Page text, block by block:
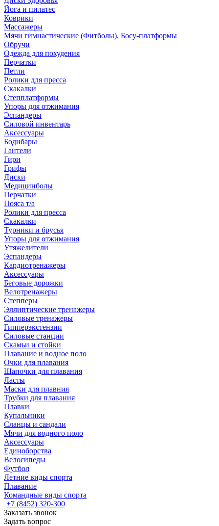
Йога и пилатес
Коврики
Массажеры
Мячи гимнастические (Фитболы), Босу-платформы
Обручи
Одежда для похудения
Перчатки
Петли
Ролики для пресса
Скакалки
Степплатформы
Упоры для отжимания
Эспандеры
Силовой инвентарь
Аксессуары
Бодибары
Гантели
Гири
Грифы
Диски
Медицинболы
Перчатки
Пояса т/а
Ролики для пресса
Скакалки
Турники и брусья
Упоры для отжимания
Утяжелители
Эспандеры
Кардиотренажеры
Аксессуары
Беговые дорожки
Велотренажеры
Степперы
Эллиптические тренажеры
Силовые тренажеры
Гипперэкстензии
Силовые станции
Скамьи и стойки
Плавание и водное поло
Очки для плавания
Шапочки для плавания
Ласты
Маски для плавния
Трубки для плавания
Плавки
Купальники
Сланцы и сандали
Мячи для водного поло
Аксессуары
Единоборства
Велосипеды
Футбол
Летние виды спорта
Плавание
Командные виды спорта
+7 (8452) 320-300
Заказать звонок
Задать вопрос